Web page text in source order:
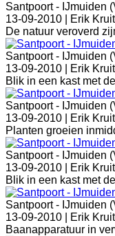
Santpoort - IJmuiden
13-09-2010 |
Erik
De natuur veroverd
Santpoort - IJmuiden
13-09-2010 |
Erik
Blik in een kast met
Santpoort - IJmuiden
13-09-2010 |
Erik
Planten groeien
Santpoort - IJmuiden
13-09-2010 |
Erik
Blik in een kast met
Santpoort - IJmuiden
13-09-2010 |
Erik
Baanapparatuur in